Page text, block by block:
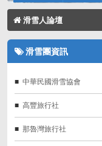
滑雪人論壇
滑雪團資訊
中華民國滑雪協會
高豐旅行社
那魯灣旅行社